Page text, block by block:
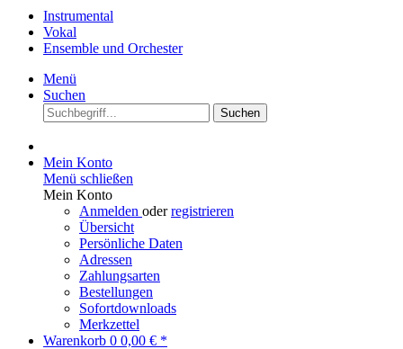
Instrumental
Vokal
Ensemble und Orchester
Menü
Suchen
Suchen
Mein Konto
Menü schließen
Mein Konto
Anmelden oderregistrieren
Übersicht
Persönliche Daten
Adressen
Zahlungsarten
Bestellungen
Sofortdownloads
Merkzettel
Warenkorb 0 0,00 € *